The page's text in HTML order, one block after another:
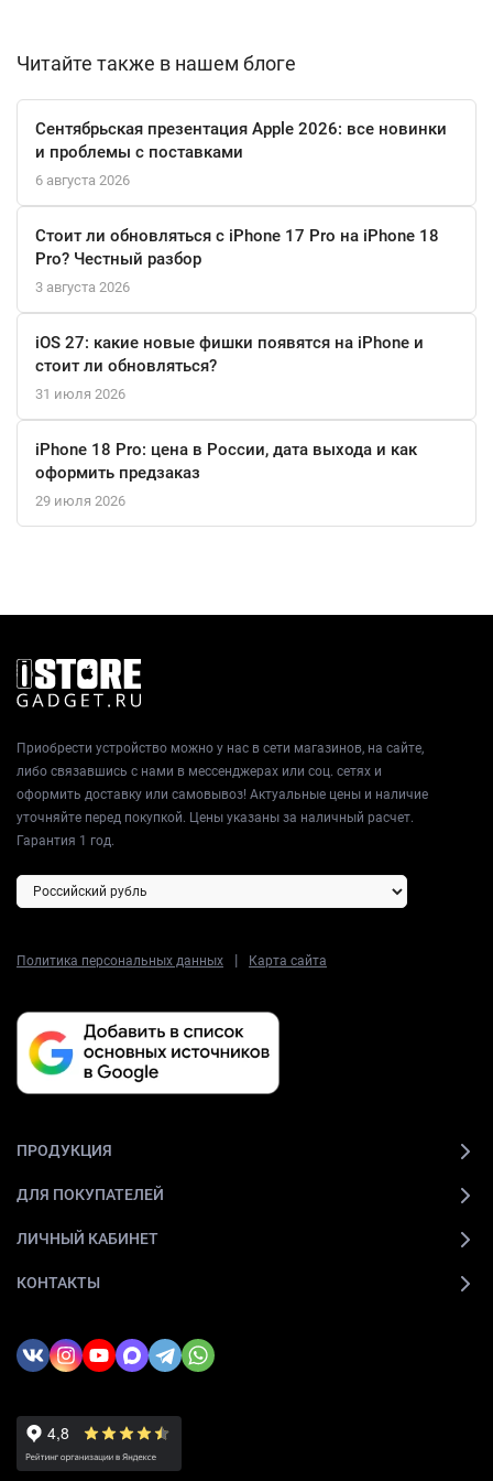
комплексной поддержке сетей связи, включая передовой
беспроводное соединение. Функция NFC открывает
полноценную рабочую станцию, подключив смартфон к
монитору.
Эргономичный корпус толщиной всего 5.8 мм удобно лежит в
интеллектуальной системой оптимизации надежно
способы взаимодействия с экраном для заметок, рисования и
редактирования.
универсальный инструмент для достижения целей,
воплощенный в совершенном дизайне Titanium Icyblue.
Читайте также в нашем блоге
Сентябрьская презентация Apple 2026: все новинки
и проблемы с поставками
6 августа 2026
Стоит ли обновляться с iPhone 17 Pro на iPhone 18
Pro? Честный разбор
3 августа 2026
iOS 27: какие новые фишки появятся на iPhone и
стоит ли обновляться?
31 июля 2026
iPhone 18 Pro: цена в России, дата выхода и как
оформить предзаказ
29 июля 2026
Приобрести устройство можно у нас в сети магазинов, на сайте,
либо связавшись с нами в мессенджерах или соц. сетях и
оформить доставку или самовывоз! Актуальные цены и наличие
уточняйте перед покупкой. Цены указаны за наличный расчет.
Гарантия 1 год.
Политика персональных данных | Карта сайта
ПРОДУКЦИЯ
ДЛЯ ПОКУПАТЕЛЕЙ
ЛИЧНЫЙ КАБИНЕТ
КОНТАКТЫ